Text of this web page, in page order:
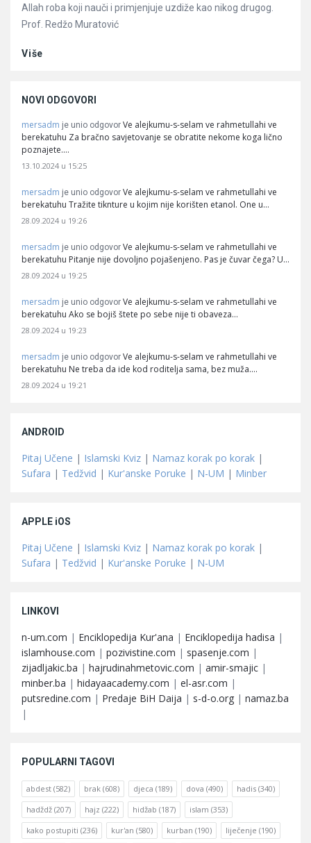
Allah roba koji nauči i primjenjuje uzdiže kao nikog drugog.
Prof. Redžo Muratović
Više
NOVI ODGOVORI
mersadm je unio odgovor Ve alejkumu-s-selam ve rahmetullahi ve
berekatuhu Za bračno savjetovanje se obratite nekome koga lično
poznajete.…
13.10.2024 u 15:25
mersadm je unio odgovor Ve alejkumu-s-selam ve rahmetullahi ve
berekatuhu Tražite tiknture u kojim nije korišten etanol. One u…
28.09.2024 u 19:26
mersadm je unio odgovor Ve alejkumu-s-selam ve rahmetullahi ve
berekatuhu Pitanje nije dovoljno pojašenjeno. Pas je čuvar čega? U…
28.09.2024 u 19:25
mersadm je unio odgovor Ve alejkumu-s-selam ve rahmetullahi ve
berekatuhu Ako se bojiš štete po sebe nije ti obaveza…
28.09.2024 u 19:23
mersadm je unio odgovor Ve alejkumu-s-selam ve rahmetullahi ve
berekatuhu Ne treba da ide kod roditelja sama, bez muža.…
28.09.2024 u 19:21
ANDROID
Pitaj Učene | Islamski Kviz | Namaz korak po korak |
Sufara | Tedžvid | Kur'anske Poruke | N-UM | Minber
APPLE iOS
Pitaj Učene | Islamski Kviz | Namaz korak po korak |
Sufara | Tedžvid | Kur'anske Poruke | N-UM
LINKOVI
n-um.com | Enciklopedija Kur'ana | Enciklopedija hadisa |
islamhouse.com | pozivistine.com | spasenje.com |
zijadljakic.ba | hajrudinahmetovic.com | amir-smajic |
minber.ba | hidayaacademy.com | el-asr.com |
putsredine.com | Predaje BiH Daija | s-d-o.org | namaz.ba
|
POPULARNI TAGOVI
abdest (582) brak (608) djeca (189) dova (490) hadis (340)
hadždž (207) hajz (222) hidžab (187) islam (353)
kako postupiti (236) kur'an (580) kurban (190) liječenje (190)